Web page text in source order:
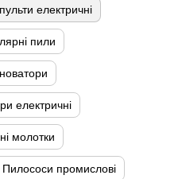
електричні
пили
електричні
молотки
Пилососи промислові